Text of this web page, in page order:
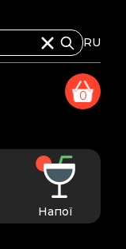
RU
0
Напої